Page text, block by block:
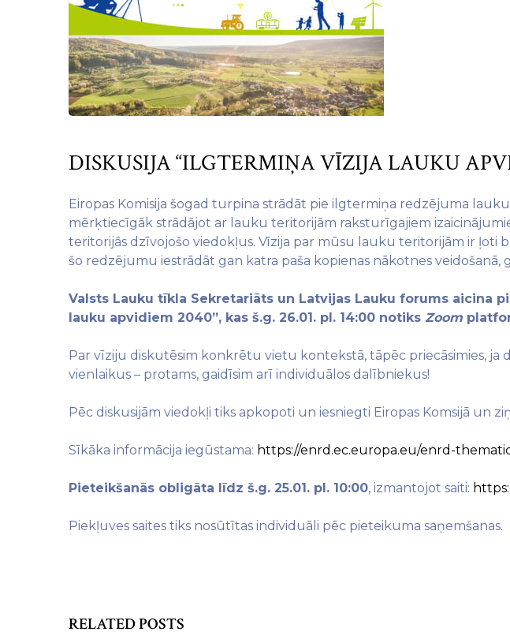
DISKUSIJA “ILGTERMIŅA VĪZIJA LAUKU
Eiropas Komisija šogad turpina strādāt pie ilgtermiņa redzējuma
mērķtiecīgāk strādājot ar lauku teritorijām raksturīgajiem
teritorijās dzīvojošo viedokļus. Vīzija par mūsu lauku teritorijām ir
šo redzējumu iestrādāt gan katra paša kopienas nākotnes
Valsts Lauku tīkla Sekretariāts un Latvijas Lauku forums aicina
lauku apvidiem 2040”, kas š.g. 26.01. pl. 14:00 notiks Zoom
Par vīziju diskutēsim konkrētu vietu kontekstā, tāpēc priecāsimies, ja
vienlaikus – protams, gaidīsim arī individuālos dalībniekus!
Pēc diskusijām viedokļi tiks apkopoti un iesniegti Eiropas Komsijā un
Sīkāka informācija iegūstama: https://enrd.ec.europa.eu/enrd-
Pieteikšanās obligāta līdz š.g. 25.01. pl. 10:00, izmantojot saiti:
Piekļuves saites tiks nosūtītas individuāli pēc pieteikuma saņemšanas.
RELATED POSTS